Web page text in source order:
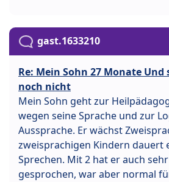
gast.1633210
Re: Mein Sohn 27 Monate
noch nicht
Mein Sohn geht zur
wegen seine Sprache und zur
Aussprache. Er wächst
zweisprachigen Kindern dauert
Sprechen. Mit 2 hat er auch
gesprochen, war aber normal